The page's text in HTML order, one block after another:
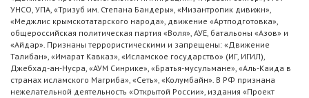
УНСО, УПА, «Тризуб им. Степана Бандеры», «Мизантропик дивижн»,
«Меджлис крымскотатарского народа», движение «Артподготовка»,
общероссийская политическая партия «Воля», АУЕ, батальоны «Азов» и
«Айдар». Признаны террористическими и запрещены: «Движение
Талибан», «Имарат Кавказ», «Исламское государство» (ИГ, ИГИЛ),
Джебхад-ан-Нусра, «АУМ Синрике», «Братья-мусульмане», «Аль-Каида в
странах исламского Магриба», «Сеть», «Колумбайн». В РФ признана
нежелательной деятельность «Открытой России», издания «Проект